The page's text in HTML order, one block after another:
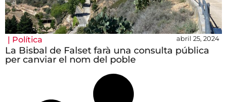
| Política abril 25, 2024
La Bisbal de Falset farà una consulta pública
per canviar el nom del poble